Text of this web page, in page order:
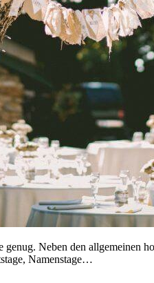
Neben den allgemeinen
Namenstage…